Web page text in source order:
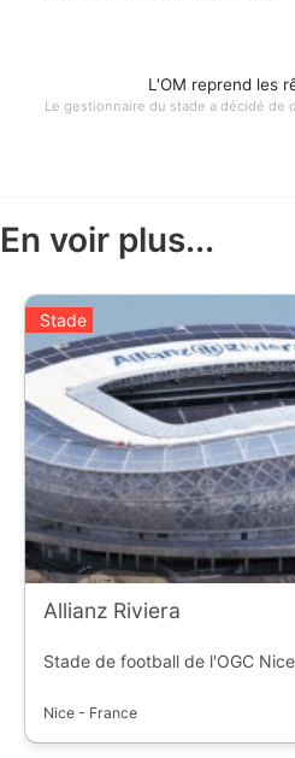
L'OM reprend les
Le gestionnaire du stade a décidé
En voir plus...
Stade
Allianz Riviera
Stade de football de l'OGC Nice
Nice - France